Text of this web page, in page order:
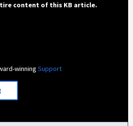
content of this KB article.
winningSupport